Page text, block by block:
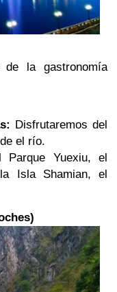
la gastronomía
Disfrutaremos del
el río.
Parque Yuexiu, el
Isla Shamian, el